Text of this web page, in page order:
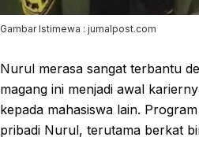
Gambar Istimewa : jurnalpost.com
Nurul merasa sangat terbantu
magang ini menjadi awal
kepada mahasiswa lain.
pribadi Nurul, terutama berkat